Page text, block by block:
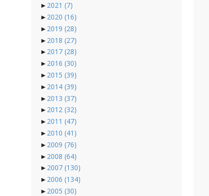
► 2021 (7)
► 2020 (16)
► 2019 (28)
► 2018 (27)
► 2017 (28)
► 2016 (30)
► 2015 (39)
► 2014 (39)
► 2013 (37)
► 2012 (32)
► 2011 (47)
► 2010 (41)
► 2009 (76)
► 2008 (64)
► 2007 (130)
► 2006 (134)
► 2005 (30)